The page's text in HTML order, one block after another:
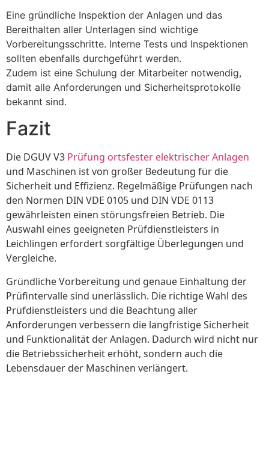
Eine gründliche Inspektion der Anlagen und das
Bereithalten aller Unterlagen sind wichtige
Vorbereitungsschritte. Interne Tests und Inspektionen
sollten ebenfalls durchgeführt werden.
Zudem ist eine Schulung der Mitarbeiter notwendig,
damit alle Anforderungen und Sicherheitsprotokolle
bekannt sind.
Fazit
Die DGUV V3 Prüfung ortsfester elektrischer Anlagen
und Maschinen ist von großer Bedeutung für die
Sicherheit und Effizienz. Regelmäßige Prüfungen nach
den Normen DIN VDE 0105 und DIN VDE 0113
gewährleisten einen störungsfreien Betrieb. Die
Auswahl eines geeigneten Prüfdienstleisters in
Leichlingen erfordert sorgfältige Überlegungen und
Vergleiche.
Gründliche Vorbereitung und genaue Einhaltung der
Prüfintervalle sind unerlässlich. Die richtige Wahl des
Prüfdienstleisters und die Beachtung aller
Anforderungen verbessern die langfristige Sicherheit
und Funktionalität der Anlagen. Dadurch wird nicht nur
die Betriebssicherheit erhöht, sondern auch die
Lebensdauer der Maschinen verlängert.